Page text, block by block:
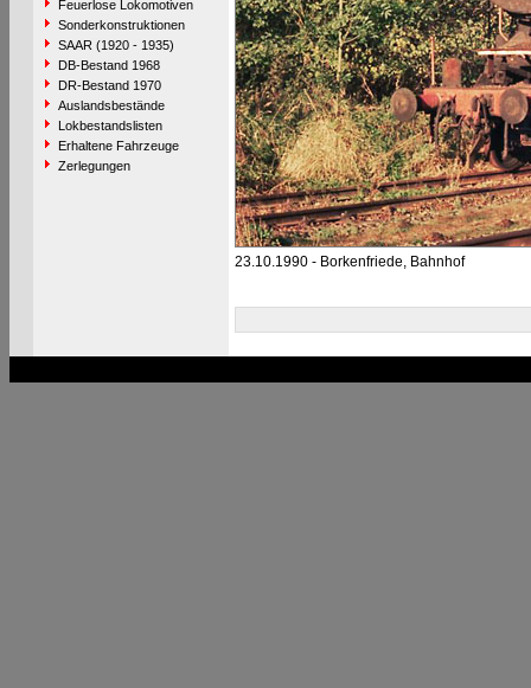
Feuerlose Lokomotiven
Sonderkonstruktionen
SAAR (1920 - 1935)
DB-Bestand 1968
DR-Bestand 1970
Auslandsbestände
Lokbestandslisten
Erhaltene Fahrzeuge
Zerlegungen
23.10.1990 - Borkenfriede, Bahnhof